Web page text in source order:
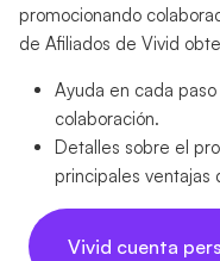
promocionando
de Afiliados de Vivid
Ayuda en cada
colaboración.
Detalles sobre el
principales ventajas
Vivid cuenta